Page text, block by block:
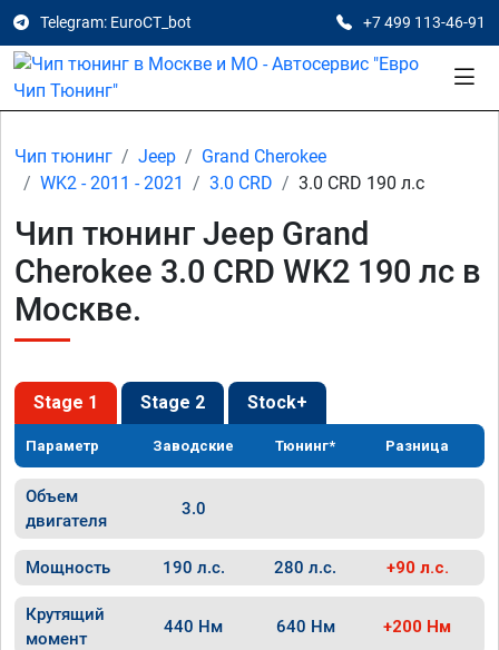
Telegram: EuroCT_bot +7 499 113-46-91
Чип тюнинг Jeep
Grand Cherokee
WK2 - 2011 - 2021
3.0 CRD 3.0 CRD 190 л.с
Чип тюнинг Jeep Grand
Cherokee 3.0 CRD WK2 190 лс в
Москве.
Stage 1 Stage 2 Stock+
Параметр Заводские Тюнинг* Разница
Объем
двигателя
3.0
Мощность 190 л.с. 280 л.с. +90 л.с.
Крутящий
момент
440 Нм 640 Нм +200 Нм